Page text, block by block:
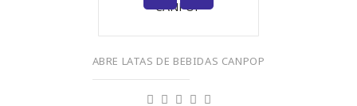
ABRE LATAS DE BEBIDAS CANPOP